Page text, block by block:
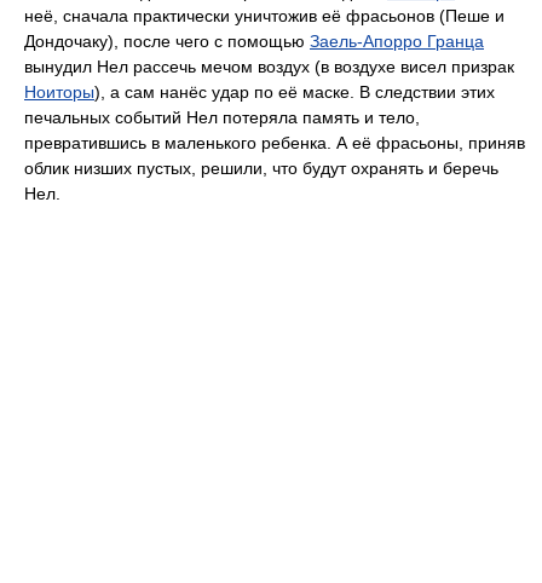
неё, сначала практически уничтожив её фрасьонов (Пеше и
Дондочаку), после чего с помощью Заель-Апорро Гранца
вынудил Нел рассечь мечом воздух (в воздухе висел призрак
Ноиторы), а сам нанёс удар по её маске. В следствии этих
печальных событий Нел потеряла память и тело,
превратившись в маленького ребенка. А её фрасьоны, приняв
облик низших пустых, решили, что будут охранять и беречь
Нел.